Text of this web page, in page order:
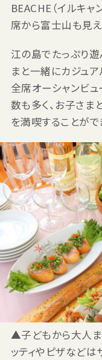
BEACHE（イルキャ
席から富士山も見
江の島でたっぷり
まと一緒にカジュア
全席オーシャンビ
数も多く、お子さま
を満喫することがで
▲子どもから大人ま
ッティやピザなどは